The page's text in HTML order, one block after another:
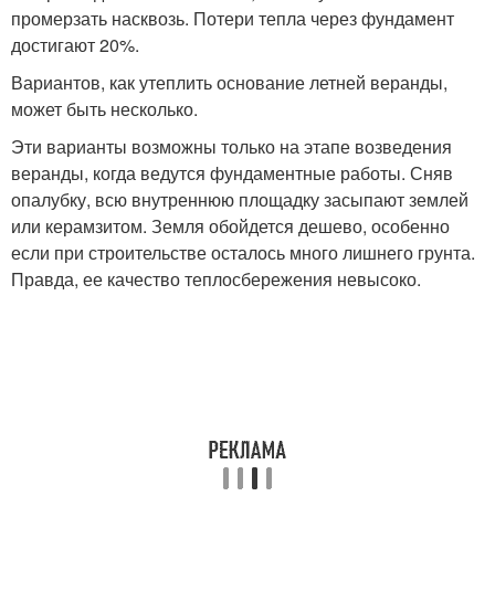
промерзать насквозь. Потери тепла через фундамент
достигают 20%.
Вариантов, как утеплить основание летней веранды,
может быть несколько.
Эти варианты возможны только на этапе возведения
веранды, когда ведутся фундаментные работы. Сняв
опалубку, всю внутреннюю площадку засыпают землей
или керамзитом. Земля обойдется дешево, особенно
если при строительстве осталось много лишнего грунта.
Правда, ее качество теплосбережения невысоко.